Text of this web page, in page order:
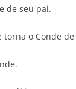
de seu pai.
torna o Conde